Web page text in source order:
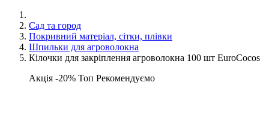
Сад та город
Покривний матеріал, сітки, плівки
Шпильки для агроволокна
Кілочки для закріплення агроволокна 100 шт EuroCocos
Акція -20% Топ Рекомендуємо